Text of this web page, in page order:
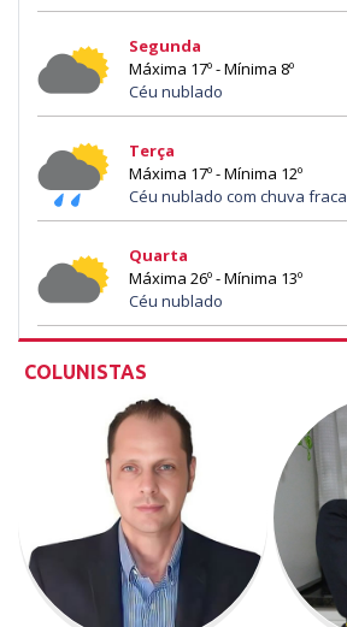
Segunda
Máxima 17º - Mínima 8º
Céu nublado
Terça
Máxima 17º - Mínima 12º
Céu nublado com chuva fraca
Quarta
Máxima 26º - Mínima 13º
Céu nublado
COLUNISTAS